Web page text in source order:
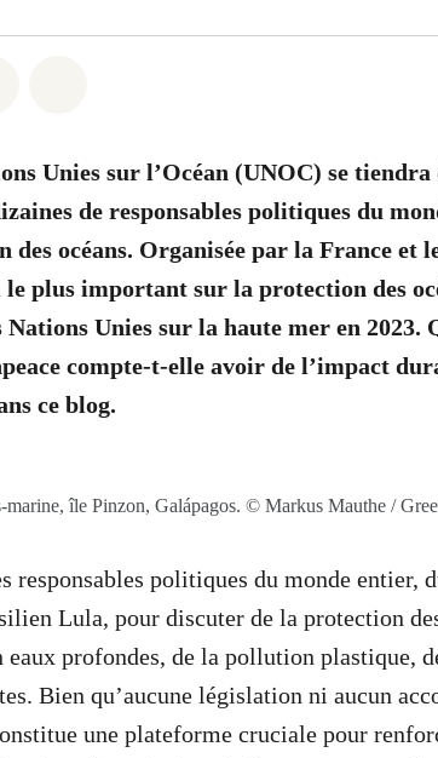
Unies sur l’Océan (UNOC) se
de responsables politiques du
océans. Organisée par la France et
plus important sur la protection des
Unies sur la haute mer en 2023.
compte-t-elle avoir de l’impact
ce blog.
marine, île Pinzon, Galápagos. © Markus Mauthe /
responsables politiques du monde entier,
Lula, pour discuter de la protection
profondes, de la pollution plastique,
Bien qu’aucune législation ni aucun
une plateforme cruciale pour